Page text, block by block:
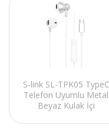
S-link SL-TPK05 TypeC
Telefon Uyumlu Metal
Beyaz Kulak İçi